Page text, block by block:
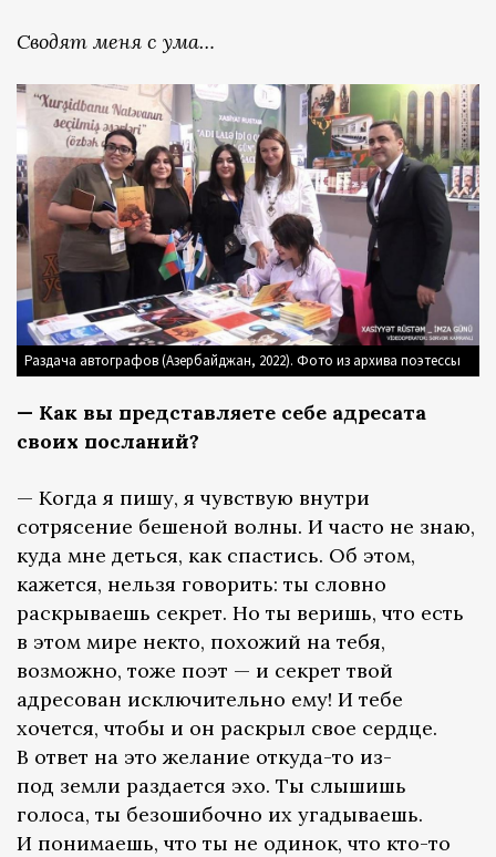
Сводят меня с ума…
Раздача автографов (Азербайджан, 2022). Фото из архива поэтессы
— Как вы представляете себе адресата
своих посланий?
— Когда я пишу, я чувствую внутри
сотрясение бешеной волны. И часто не знаю,
куда мне деться, как спастись. Об этом,
кажется, нельзя говорить: ты словно
раскрываешь секрет. Но ты веришь, что есть
в этом мире некто, похожий на тебя,
возможно, тоже поэт — и секрет твой
адресован исключительно ему! И тебе
хочется, чтобы и он раскрыл свое сердце.
В ответ на это желание откуда-то из-
под земли раздается эхо. Ты слышишь
голоса, ты безошибочно их угадываешь.
И понимаешь, что ты не одинок, что кто-то